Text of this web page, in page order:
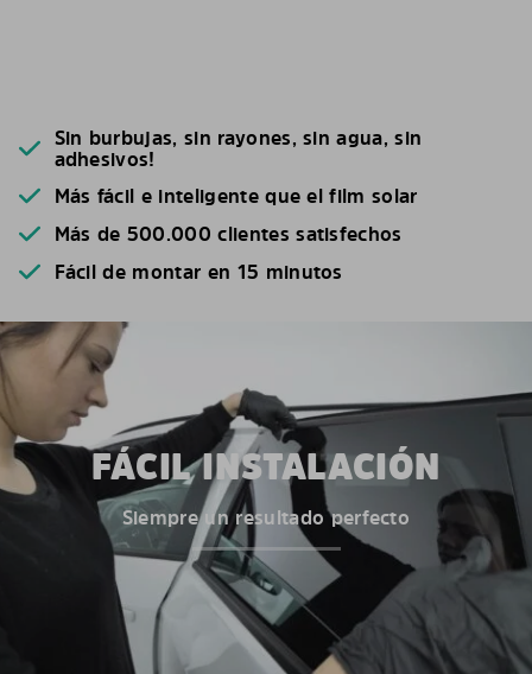
Sin burbujas, sin rayones, sin agua, sin
adhesivos!
Más fácil e inteligente que el film solar
Más de 500.000 clientes satisfechos
Fácil de montar en 15 minutos
FÁCIL INSTALACIÓN
Siempre un resultado perfecto